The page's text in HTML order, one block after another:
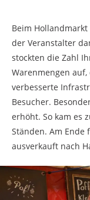
Beim
der Veranstalter
stockten die Zahl
Warenmengen
verbesserte
Besucher.
erhöht. So kam es
Ständen. Am
ausverkauft nach